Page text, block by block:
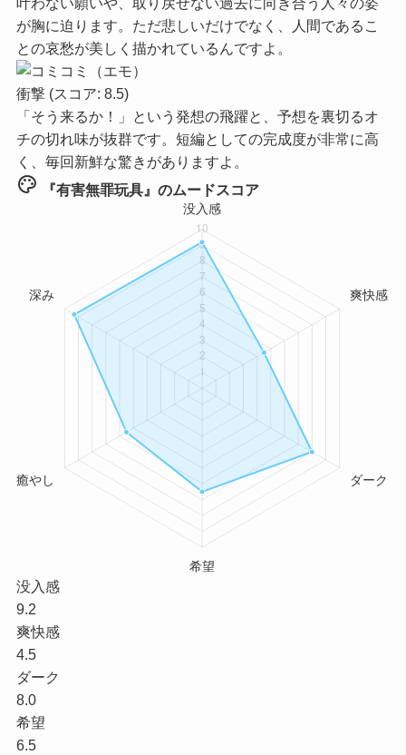
が胸に迫ります。ただ悲しいだけでなく、人間であるこ
との哀愁が美しく描かれているんですよ。
衝撃 (スコア: 8.5)
「そう来るか！」という発想の飛躍と、予想を裏切るオ
チの切れ味が抜群です。短編としての完成度が非常に高
く、毎回新鮮な驚きがありますよ。
palette 『有害無罪玩具』のムードスコア
没入感
9.2
爽快感
4.5
ダーク
8.0
希望
6.5